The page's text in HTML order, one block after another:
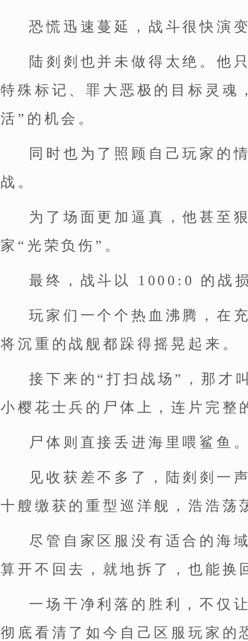
恐慌迅速蔓延，战斗很快演
陆剡剡也并未做得太绝。他
特殊标记、罪大恶极的目标灵魂
活”的机会。
同时也为了照顾自己玩家的
战。
为了场面更加逼真，他甚至
家“光荣负伤”。
最终，战斗以 1000:0 的战
玩家们一个个热血沸腾，在
将沉重的战舰都跺得摇晃起来。
接下来的“打扫战场”，那才
小樱花士兵的尸体上，连片完整
尸体则直接丢进海里喂鲨鱼。
见收获差不多了，陆剡剡一
十艘缴获的重型巡洋舰，浩浩荡
尽管自家区服没有适合的海
算开不回去，就地拆了，也能换
一场干净利落的胜利，不仅
彻底看清了如今自己区服玩家的